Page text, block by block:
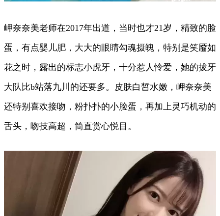
岬奈奈美老师在2017年出道，当时也才21岁，精致的脸
蛋，有点婴儿肥，大大的眼睛勾魂摄魄，特别是笑靥如
花之时，露出的标志小虎牙，十分惹人怜爱，她的拔牙
大队比b站落九川的还要多。皮肤白皙水嫩，岬奈奈美
还特别喜欢接吻，粉扑扑的小脸蛋，再加上灵巧机动的
舌头，吻技高超，简直赏心悦目。